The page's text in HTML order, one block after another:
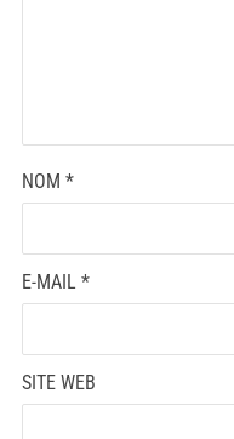
NOM *
E-MAIL *
SITE WEB